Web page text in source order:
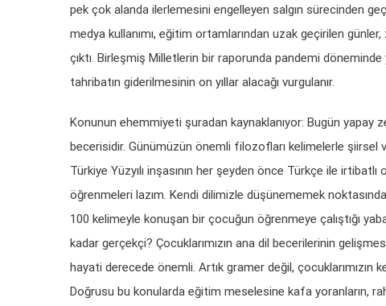
pek çok alanda ilerlemesini engelleyen salgın sürecinden
medya kullanımı, eğitim ortamlarından uzak geçirilen
çıktı. Birleşmiş Milletlerin bir raporunda pandemi
tahribatın giderilmesinin on yıllar alacağı vurgulanır.
Konunun ehemmiyeti şuradan kaynaklanıyor: Bugün yapay
becerisidir. Günümüzün önemli filozofları kelimelerle şiirsel
Türkiye Yüzyılı inşasının her şeyden önce Türkçe ile
öğrenmeleri lazım. Kendi dilimizle düşünememek
100 kelimeyle konuşan bir çocuğun öğrenmeye çalıştığı
kadar gerçekçi? Çocuklarımızın ana dil becerilerinin
hayati derecede önemli. Artık gramer değil,
Doğrusu bu konularda eğitim meselesine kafa yoranların,